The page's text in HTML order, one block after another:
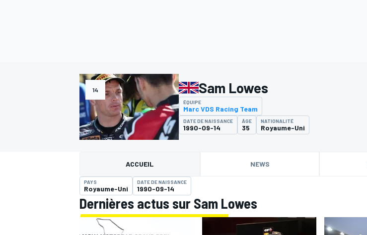
MOTOGP
14 Sam Lowes
ÉQUIPE
Marc VDS Racing Team
DATE DE NAISSANCE
1990-09-14
ÂGE
35
NATIONALITÉ
Royaume-Uni
ACCUEIL NEWS
PAYS
Royaume-Uni
DATE DE NAISSANCE
1990-09-14
Dernières actus sur Sam Lowes